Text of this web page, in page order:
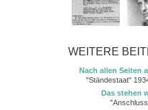
WEITERE
Nach allen Seiten
"Ständestaat"
Das stehen